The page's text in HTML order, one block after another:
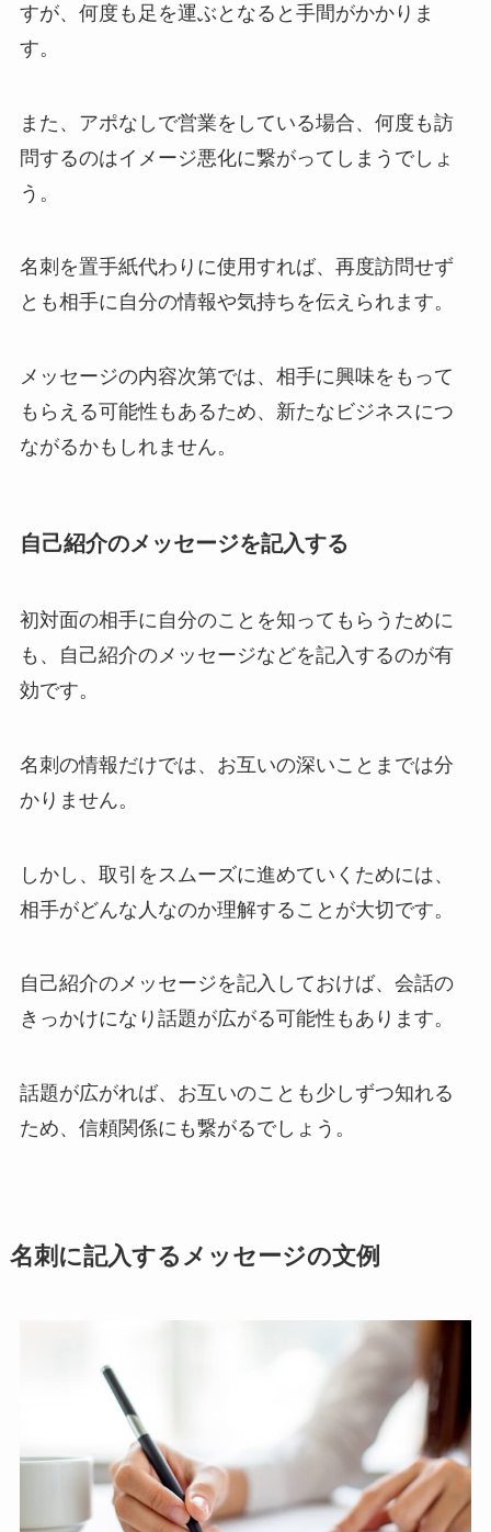
すが、何度も足を運ぶとなると手間がかかりま
す。
また、アポなしで営業をしている場合、何度も訪
問するのはイメージ悪化に繋がってしまうでしょ
う。
名刺を置手紙代わりに使用すれば、再度訪問せず
とも相手に自分の情報や気持ちを伝えられます。
メッセージの内容次第では、相手に興味をもって
もらえる可能性もあるため、新たなビジネスにつ
ながるかもしれません。
自己紹介のメッセージを記入する
初対面の相手に自分のことを知ってもらうために
も、自己紹介のメッセージなどを記入するのが有
効です。
名刺の情報だけでは、お互いの深いことまでは分
かりません。
しかし、取引をスムーズに進めていくためには、
相手がどんな人なのか理解することが大切です。
自己紹介のメッセージを記入しておけば、会話の
きっかけになり話題が広がる可能性もあります。
話題が広がれば、お互いのことも少しずつ知れる
ため、信頼関係にも繋がるでしょう。
名刺に記入するメッセージの文例